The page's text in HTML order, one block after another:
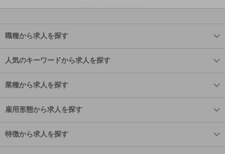
職種から求人を探す
人気のキーワードから求人を探す
業種から求人を探す
雇用形態から求人を探す
特徴から求人を探す